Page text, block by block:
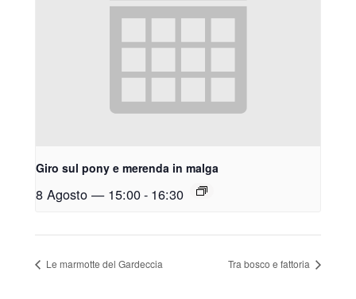
Giro sul pony e merenda in malga
8 Agosto — 15:00- 16:30
Le marmotte del Gardeccia Tra bosco e fattoria